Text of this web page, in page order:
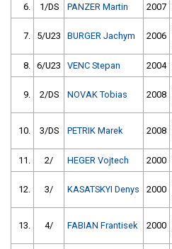
6. 1/DS PANZER Martin 2007
7. 5/U23 BURGER Jachym 2006
8. 6/U23 VENC Stepan 2004
9. 2/DS NOVAK Tobias 2008
10. 3/DS PETRIK Marek 2008
11. 2/ HEGER Vojtech 2000
12. 3/ KASATSKYI Denys 2000
13. 4/ FABIAN Frantisek 2000